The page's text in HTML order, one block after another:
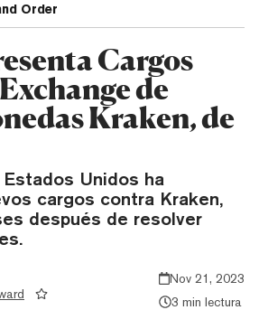
Order
Cargos
de
Kraken, de
Unidos ha
cargos contra Kraken,
después de resolver
Nov 21, 2023
3 min lectura